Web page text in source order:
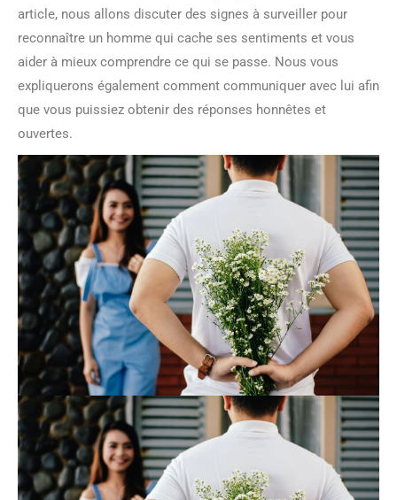
article, nous allons discuter des signes à surveiller pour
reconnaître un homme qui cache ses sentiments et vous
aider à mieux comprendre ce qui se passe. Nous vous
expliquerons également comment communiquer avec lui afin
que vous puissiez obtenir des réponses honnêtes et
ouvertes.